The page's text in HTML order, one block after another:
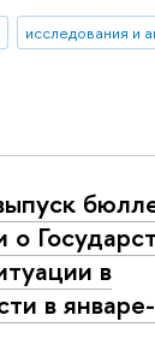
исследования и
в
в